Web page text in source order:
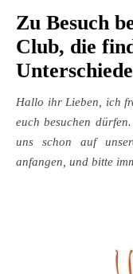
Zu Besuch
Club, die
Hallo ihr Lieben, ich
euch besuchen
uns schon auf
anfangen, und bitte